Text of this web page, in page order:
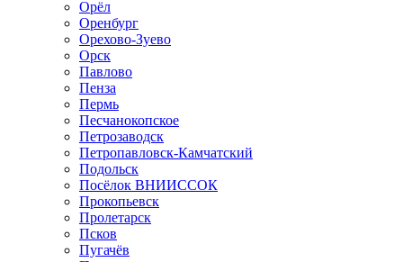
Орёл
Оренбург
Орехово-Зуево
Орск
Павлово
Пенза
Пермь
Песчанокопское
Петрозаводск
Петропавловск-Камчатский
Подольск
Посёлок ВНИИССОК
Прокопьевск
Пролетарск
Псков
Пугачёв